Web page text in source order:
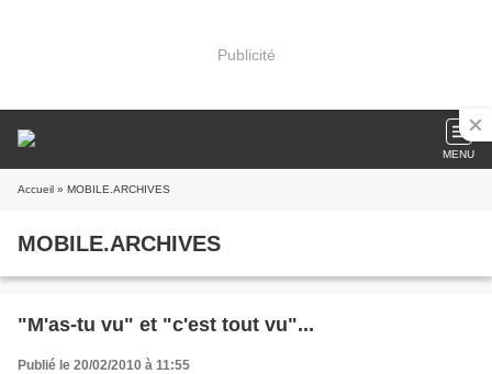
Publicité
MENU
Accueil » MOBILE.ARCHIVES
MOBILE.ARCHIVES
"M'as-tu vu" et "c'est tout vu"...
Publié le 20/02/2010 à 11:55